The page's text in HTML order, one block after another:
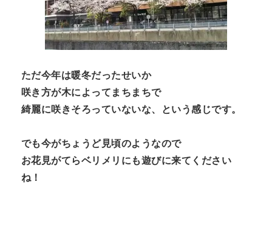
ただ今年は暖冬だったせいか
咲き方が木によってまちまちで
綺麗に咲きそろっていないな、という感じです。
でも今がちょうど見頃のようなので
お花見がてらベリメリにも遊びに来てください
ね！